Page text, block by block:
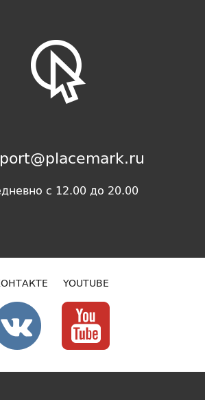
с 12.00 до 20.00
YOUTUBE